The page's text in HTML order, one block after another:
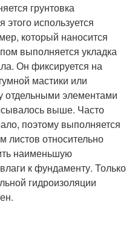
грунтовка
используется
который наносится
выполняется укладка
Он фиксируется на
мастики или
элементами
выше. Часто
поэтому выполняется
листов относительно
наименьшую
к фундаменту. Только
гидроизоляции